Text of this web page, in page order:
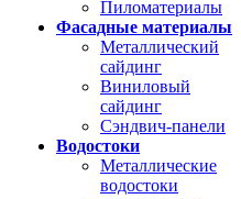
Пиломатериалы
Фасадные материалы
Металлический
сайдинг
Виниловый
сайдинг
Сэндвич-панели
Водостоки
Металлические
водостоки